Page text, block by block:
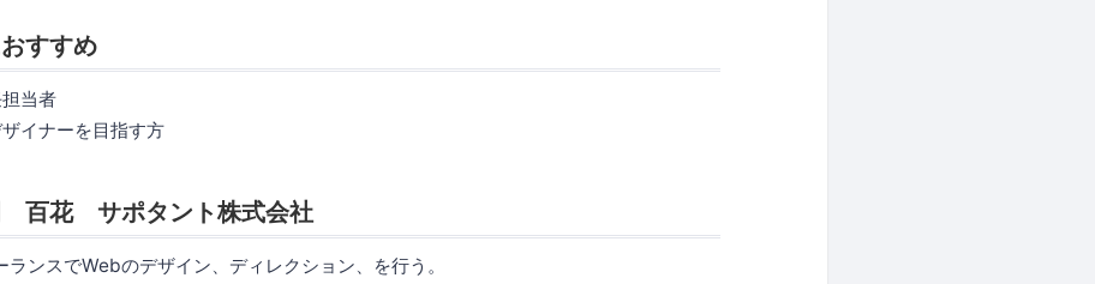
すすめ
当者
イナーを目指す方
花 サポタント株式会社
ンスでWebのデザイン、ディレクション、を行う。